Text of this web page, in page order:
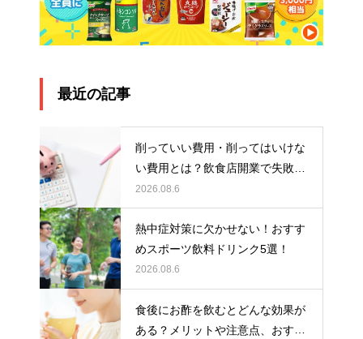
最近の記事
削っていい費用・削ってはいけな
い費用とは？飲食店開業で失敗し
ないお金の使い方
2026.08.6
熱中症対策に欠かせない！おすす
めスポーツ飲料ドリンク5選！
2026.08.6
食後にお酢を飲むとどんな効果が
ある？メリットや注意点、おすす